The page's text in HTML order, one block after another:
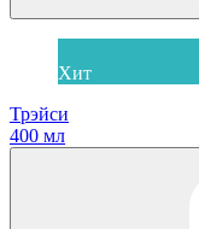
Хит
Трэйси
400 мл